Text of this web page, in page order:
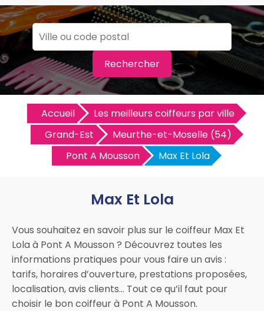
Rechercher
Accueil
Les meilleurs coiffeurs par ville
Grand-Est
Meurthe-et-Moselle (54)
Pont A Mousson
Max Et Lola
Max Et Lola
Vous souhaitez en savoir plus sur le coiffeur Max Et
Lola à Pont A Mousson ? Découvrez toutes les
informations pratiques pour vous faire un avis :
tarifs, horaires d’ouverture, prestations proposées,
localisation, avis clients… Tout ce qu’il faut pour
choisir le bon coiffeur à Pont A Mousson.